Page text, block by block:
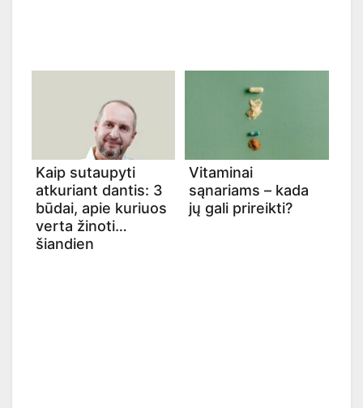
Kaip sutaupyti
atkuriant dantis: 3
būdai, apie kuriuos
verta žinoti
šiandien
Vitaminai
sąnariams – kada
jų gali prireikti?